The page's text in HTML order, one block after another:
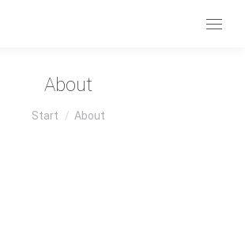
About
Sie befinden sich hier:
Start About